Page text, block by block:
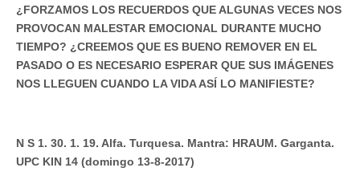
¿FORZAMOS LOS RECUERDOS QUE ALGUNAS VECES NOS
PROVOCAN MALESTAR EMOCIONAL DURANTE MUCHO
TIEMPO? ¿CREEMOS QUE ES BUENO REMOVER EN EL
PASADO O ES NECESARIO ESPERAR QUE SUS IMÁGENES
NOS LLEGUEN CUANDO LA VIDA ASÍ LO MANIFIESTE?
N S 1. 30. 1. 19. Alfa. Turquesa. Mantra: HRAUM. Garganta.
UPC KIN 14 (domingo 13-8-2017)